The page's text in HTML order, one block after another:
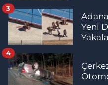
Yeni
3
4